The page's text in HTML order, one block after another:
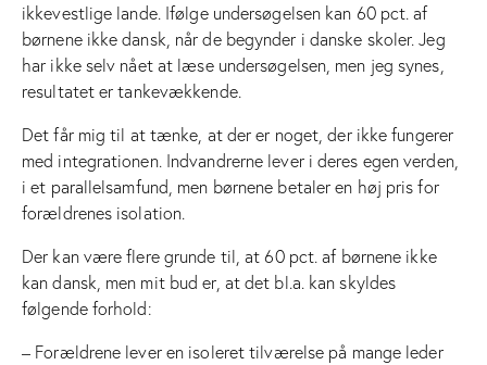
ikkevestlige lande. Ifølge undersøgelsen kan 60 pct. af
børnene ikke dansk, når de begynder i danske skoler. Jeg
har ikke selv nået at læse undersøgelsen, men jeg synes,
resultatet er tankevækkende.
Det får mig til at tænke, at der er noget, der ikke fungerer
med integrationen. Indvandrerne lever i deres egen verden,
i et parallelsamfund, men børnene betaler en høj pris for
forældrenes isolation.
Der kan være flere grunde til, at 60 pct. af børnene ikke
kan dansk, men mit bud er, at det bl.a. kan skyldes
følgende forhold:
– Forældrene lever en isoleret tilværelse på mange leder